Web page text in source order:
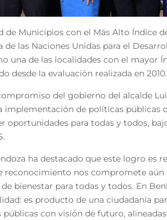
de Municipios con el Más Alto Índice
las Naciones Unidas para el
una de las localidades con el mayor
desde la evaluación realizada en 2010.
del gobierno del alcalde
implementación de políticas públicas
para todas y todos,
ha destacado que este logro es
reconocimiento nos compromete
bienestar para todas y todos. En
es producto de una ciudadanía
con visión de futuro,